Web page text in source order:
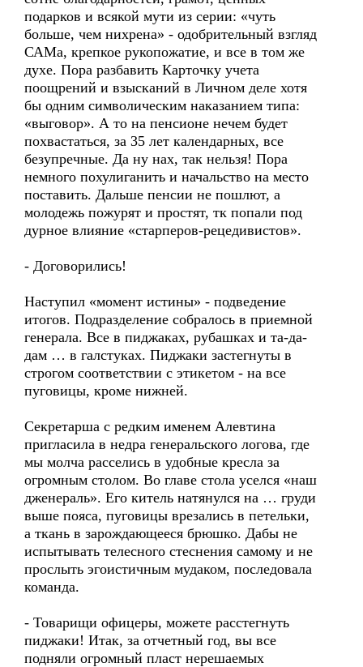
подарков и всякой мути из серии: «чуть
больше, чем нихрена» - одобрительный взгляд
САМа, крепкое рукопожатие, и все в том же
духе. Пора разбавить Карточку учета
поощрений и взысканий в Личном деле хотя
бы одним символическим наказанием типа:
«выговор». А то на пенсионе нечем будет
похвастаться, за 35 лет календарных, все
безупречные. Да ну нах, так нельзя! Пора
немного похулиганить и начальство на место
поставить. Дальше пенсии не пошлют, а
молодежь пожурят и простят, тк попали под
дурное влияние «старперов-рецедивистов».
- Договорились!
Наступил «момент истины» - подведение
итогов. Подразделение собралось в приемной
генерала. Все в пиджаках, рубашках и та-да-
дам … в галстуках. Пиджаки застегнуты в
строгом соответствии с этикетом - на все
пуговицы, кроме нижней.
Секретарша с редким именем Алевтина
пригласила в недра генеральского логова, где
мы молча расселись в удобные кресла за
огромным столом. Во главе стола уселся «наш
дженераль». Его китель натянулся на … груди
выше пояса, пуговицы врезались в петельки,
а ткань в зарождающееся брюшко. Дабы не
испытывать телесного стеснения самому и не
прослыть эгоистичным мудаком, последовала
команда.
- Товарищи офицеры, можете расстегнуть
пиджаки! Итак, за отчетный год, вы все
подняли огромный пласт нерешаемых